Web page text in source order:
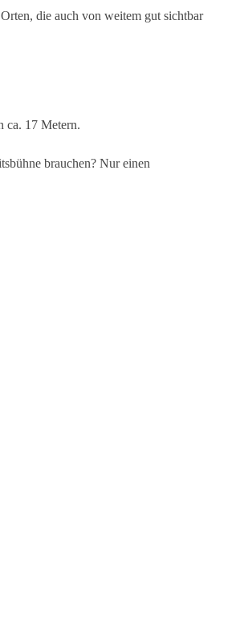
die auch von weitem gut sichtbar
ca. 17 Metern.
brauchen? Nur einen